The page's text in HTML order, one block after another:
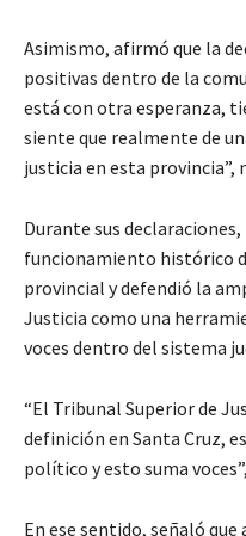
Asimismo, afirmó que la
positivas dentro de la
está con otra esperanza,
siente que realmente de
justicia en esta provincia”,
Durante sus
funcionamiento histórico
provincial y defendió la
Justicia como una
voces dentro del sistema
“El Tribunal Superior de
definición en Santa Cruz,
político y esto suma
En ese sentido, señaló